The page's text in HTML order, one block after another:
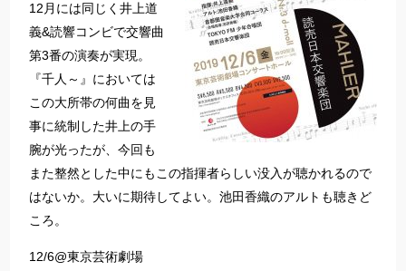
12月には同じく井上道
義&読響コンビで交響曲
第3番の演奏が実現。
『千人～』においては
この大所帯の何曲を見
事に統制した井上の手
腕が光ったが、今回も
また整然とした中にもこの指揮者らしい没入が聴かれるので
はないか。大いに期待してよい。池田香織のアルトも聴きど
ころ。
12/6@東京芸術劇場